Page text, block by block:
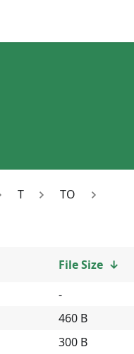
T
TO
File Size ↓
-
460 B
300 B